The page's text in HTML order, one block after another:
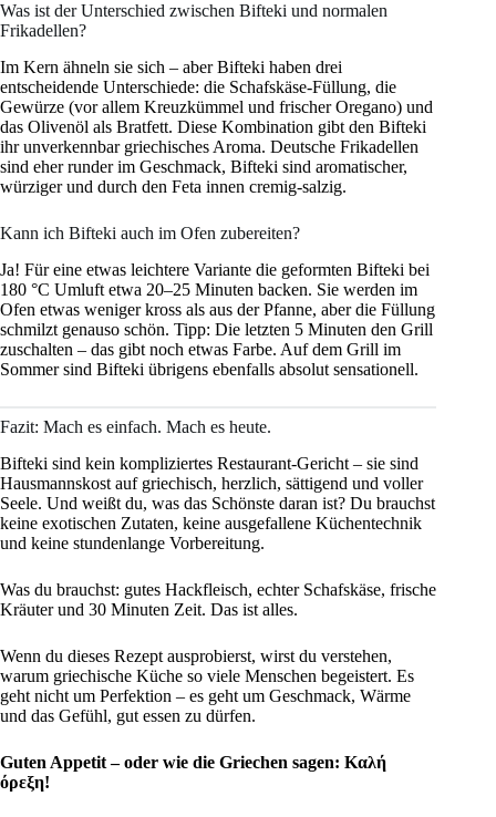
Was ist der Unterschied zwischen Bifteki und normalen
Frikadellen?
Im Kern ähneln sie sich – aber Bifteki haben drei
entscheidende Unterschiede: die Schafskäse-Füllung, die
Gewürze (vor allem Kreuzkümmel und frischer Oregano) und
das Olivenöl als Bratfett. Diese Kombination gibt den Bifteki
ihr unverkennbar griechisches Aroma. Deutsche Frikadellen
sind eher runder im Geschmack, Bifteki sind aromatischer,
würziger und durch den Feta innen cremig-salzig.
Kann ich Bifteki auch im Ofen zubereiten?
Ja! Für eine etwas leichtere Variante die geformten Bifteki bei
180 °C Umluft etwa 20–25 Minuten backen. Sie werden im
Ofen etwas weniger kross als aus der Pfanne, aber die Füllung
schmilzt genauso schön. Tipp: Die letzten 5 Minuten den Grill
zuschalten – das gibt noch etwas Farbe. Auf dem Grill im
Sommer sind Bifteki übrigens ebenfalls absolut sensationell.
Fazit: Mach es einfach. Mach es heute.
Bifteki sind kein kompliziertes Restaurant-Gericht – sie sind
Hausmannskost auf griechisch, herzlich, sättigend und voller
Seele. Und weißt du, was das Schönste daran ist? Du brauchst
keine exotischen Zutaten, keine ausgefallene Küchentechnik
und keine stundenlange Vorbereitung.
Was du brauchst: gutes Hackfleisch, echter Schafskäse, frische
Kräuter und 30 Minuten Zeit. Das ist alles.
Wenn du dieses Rezept ausprobierst, wirst du verstehen,
warum griechische Küche so viele Menschen begeistert. Es
geht nicht um Perfektion – es geht um Geschmack, Wärme
und das Gefühl, gut essen zu dürfen.
Guten Appetit – oder wie die Griechen sagen: Καλή
όρεξη!